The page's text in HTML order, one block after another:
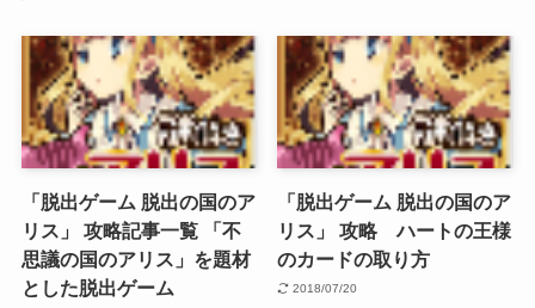
「脱出ゲーム 脱出の国のア
リス」 攻略記事一覧 「不
思議の国のアリス」を題材
とした脱出ゲーム
「脱出ゲーム 脱出の国のア
リス」 攻略 ハートの王様
のカードの取り方
2018/07/20